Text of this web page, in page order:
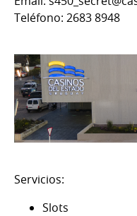
Teléfono: 2683 8948
Servicios:
Slots